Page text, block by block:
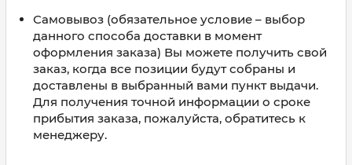
Самовывоз (обязательное условие – выбор
данного способа доставки в момент
оформления заказа) Вы можете получить свой
заказ, когда все позиции будут собраны и
доставлены в выбранный вами пункт выдачи.
Для получения точной информации о сроке
прибытия заказа, пожалуйста, обратитесь к
менеджеру.